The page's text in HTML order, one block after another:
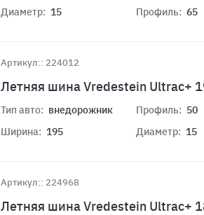
Диаметр: 15
Профиль: 65
Артикул:: 224012
Летняя шина Vredestein Ultrac+
Тип авто: внедорожник
Ширина: 195
Профиль: 50
Диаметр: 15
Артикул:: 224968
Летняя шина Vredestein Ultrac+